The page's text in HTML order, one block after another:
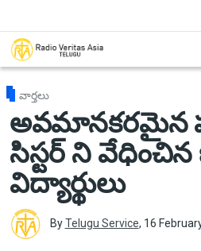
వార్తలు
అవమానకరమైన
సిస్టర్ ని
విద్యార్థులు
ByTelugu Service, 16